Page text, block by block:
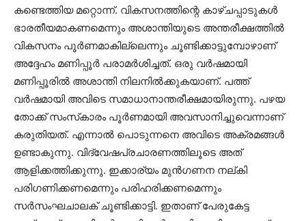
കണ്ടെത്തിയ മറ്റൊന്ന്. വികസനത്തിന്റെ കാഴ്ചപ്പാടുകള്‍
ഭാരതീയമാകണമെന്നും അശാന്തിയുടെ അന്തരീക്ഷത്തില്‍
വികസനം പൂര്‍ണമാകില്ലെന്നും ചൂണ്ടിക്കാട്ടുമ്പോഴാണ്
അദ്ദേഹം മണിപ്പൂര്‍ പരാമര്‍ശിച്ചത്. ഒരു വര്‍ഷമായി
മണിപ്പൂരില്‍ അശാന്തി നിലനില്‍ക്കുകയാണ്. പത്ത്
വര്‍ഷമായി അവിടെ സമാധാനാന്തരീക്ഷമായിരുന്നു. പഴയ
തോക്ക് സംസ്‌കാരം പൂര്‍ണമായി അവസാനിച്ചുവെന്നാണ്
കരുതിയത്. എന്നാല്‍ പൊടുന്നനെ അവിടെ അക്രമങ്ങള്‍
ഉണ്ടാകുന്നു. വിദ്വേഷപ്രചാരണത്തിലൂടെ അത്
ആളിക്കത്തിക്കുന്നു. ഇക്കാര്യം മുന്‍ഗണന നല്കി
പരിഗണിക്കണമെന്നും പരിഹരിക്കണമെന്നും
സര്‍സംഘചാലക് ചൂണ്ടിക്കാട്ടി. ഇതാണ് പേരുകേട്ട